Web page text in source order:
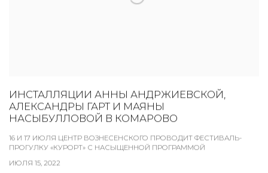
ИНСТАЛЛЯЦИИ АННЫ АНДРЖИЕВСКОЙ,
АЛЕКСАНДРЫ ГАРТ И МАЯНЫ
НАСЫБУЛЛОВОЙ В КОМАРОВО
16 И 17 ИЮЛЯ ЦЕНТР ВОЗНЕСЕНСКОГО ПРОВОДИТ ФЕСТИВАЛЬ-
ПРОГУЛКУ «КУРОРТ» С НАСЫЩЕННОЙ ПРОГРАММОЙ
ИЮЛЯ 15, 2022